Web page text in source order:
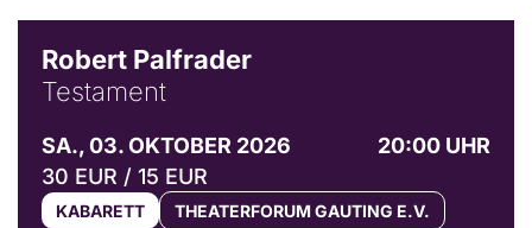
Robert Palfrader
Testament
SA., 03. OKTOBER 2026
20:00 UHR
30 EUR / 15 EUR
KABARETT THEATERFORUM GAUTING E.V.